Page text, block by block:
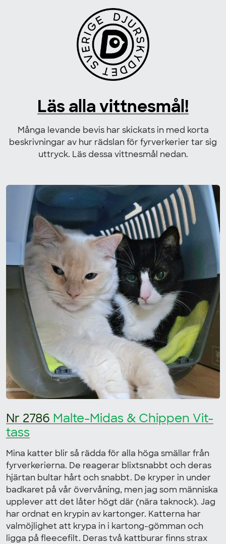
Läs alla vittnesmål!
Många levande bevis har skickats in med korta
beskrivningar av hur rädslan för fyrverkerier tar sig
uttryck. Läs dessa vittnesmål nedan.
Nr 2786 Malte-Midas & Chippen Vit-
tass
Mina katter blir så rädda för alla höga smällar från
fyrverkerierna. De reagerar blixtsnabbt och deras
hjärtan bultar hårt och snabbt. De kryper in under
badkaret på vår övervåning, men jag som människa
upplever att det låter högt där (nära taknock). Jag
har ordnat en krypin av kartonger. Katterna har
valmöjlighet att krypa in i kartong-gömman och
ligga på fleecefilt. Deras två kattburar finns strax